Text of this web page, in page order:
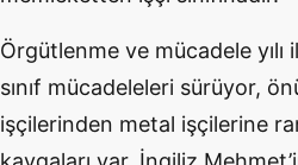
Örgütlenme ve mücadele
sınıf mücadeleleri sürüyor,
işçilerinden metal işçilerine